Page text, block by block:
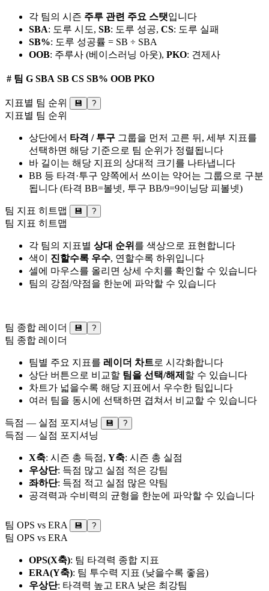
각 팀의 시즌 주루 관련 주요 스탯입니다
SBA: 도루 시도, SB: 도루 성공, CS: 도루 실패
SB%: 도루 성공률 = SB ÷ SBA
OOB: 주루사 (베이스러닝 아웃), PKO: 견제사
# 팀 G SBA SB CS SB% OOB PKO
지표별 팀 순위 💾 ?
지표별 팀 순위
상단에서 타격 / 투구 그룹을 먼저 고른 뒤, 세부 지표를
선택하면 해당 기준으로 팀 순위가 정렬됩니다
바 길이는 해당 지표의 상대적 크기를 나타냅니다
BB 등 타격·투구 양쪽에서 쓰이는 약어는 그룹으로 구분
됩니다 (타격 BB=볼넷, 투구 BB/9=9이닝당 피볼넷)
팀 지표 히트맵 💾 ?
팀 지표 히트맵
각 팀의 지표별 상대 순위 를 색상으로 표현합니다
색이 진할수록 우수, 연할수록 하위입니다
셀에 마우스를 올리면 상세 수치를 확인할 수 있습니다
팀의 강점/약점을 한눈에 파악할 수 있습니다
팀 종합 레이더 💾 ?
팀 종합 레이더
팀별 주요 지표를 레이더 차트로 시각화합니다
상단 버튼으로 비교할 팀을 선택/해제 할 수 있습니다
차트가 넓을수록 해당 지표에서 우수한 팀입니다
여러 팀을 동시에 선택하면 겹쳐서 비교할 수 있습니다
득점 — 실점 포지셔닝 💾 ?
득점 — 실점 포지셔닝
X축: 시즌 총 득점, Y축: 시즌 총 실점
우상단: 득점 많고 실점 적은 강팀
좌하단: 득점 적고 실점 많은 약팀
공격력과 수비력의 균형을 한눈에 파악할 수 있습니다
팀 OPS vs ERA 💾 ?
팀 OPS vs ERA
OPS(X축): 팀 타격력 종합 지표
ERA(Y축): 팀 투수력 지표 (낮을수록 좋음)
우상단: 타격력 높고 ERA 낮은 최강팀